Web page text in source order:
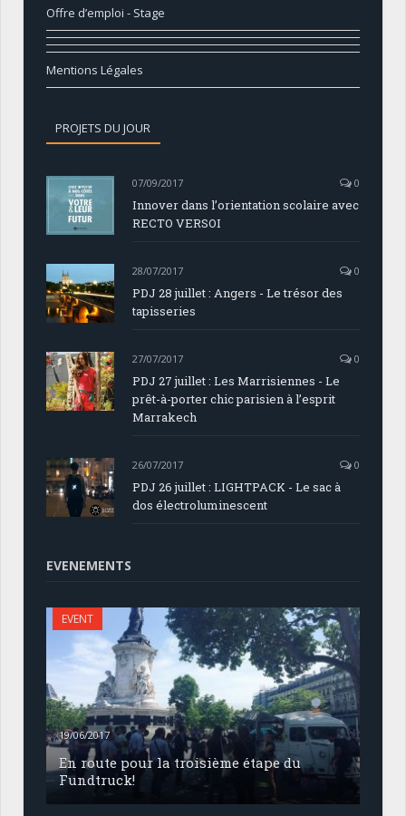
Offre d’emploi - Stage
Mentions Légales
PROJETS DU JOUR
07/09/2017 0
Innover dans l’orientation scolaire avec
RECTO VERSOI
28/07/2017 0
PDJ 28 juillet : Angers - Le trésor des
tapisseries
27/07/2017 0
PDJ 27 juillet : Les Marrisiennes - Le
prêt-à-porter chic parisien à l’esprit
Marrakech
26/07/2017 0
PDJ 26 juillet : LIGHTPACK - Le sac à
dos électroluminescent
EVENEMENTS
EVENT
19/06/2017
En route pour la troisième étape du
Fundtruck!